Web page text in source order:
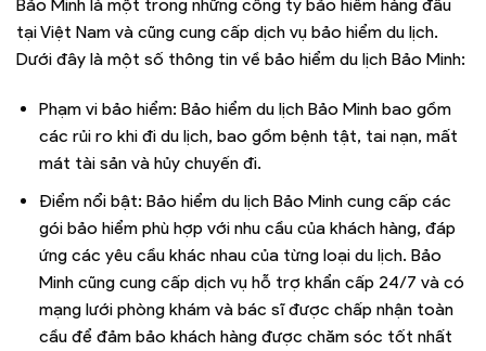
Bảo Minh là một trong những công ty bảo hiểm hàng đầu
tại Việt Nam và cũng cung cấp dịch vụ bảo hiểm du lịch.
Dưới đây là một số thông tin về bảo hiểm du lịch Bảo Minh:
Phạm vi bảo hiểm: Bảo hiểm du lịch Bảo Minh bao gồm
các rủi ro khi đi du lịch, bao gồm bệnh tật, tai nạn, mất
mát tài sản và hủy chuyến đi.
Điểm nổi bật: Bảo hiểm du lịch Bảo Minh cung cấp các
gói bảo hiểm phù hợp với nhu cầu của khách hàng, đáp
ứng các yêu cầu khác nhau của từng loại du lịch. Bảo
Minh cũng cung cấp dịch vụ hỗ trợ khẩn cấp 24/7 và có
mạng lưới phòng khám và bác sĩ được chấp nhận toàn
cầu để đảm bảo khách hàng được chăm sóc tốt nhất